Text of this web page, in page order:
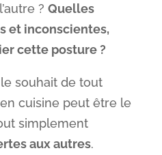
? Quelles
et inconscientes,
cette posture ?
souhait de tout
cuisine peut être le
simplement
aux autres.